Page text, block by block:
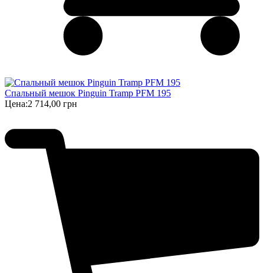
Спальный мешок Pinguin Tramp PFM 195
Цена:2 714,00 грн